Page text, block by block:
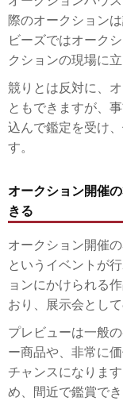
際のオークション
ビーズではオーク
クションの現場に
競りとは反対に、
ともできますが、
込んで鑑定を受け
す。
オークション開催
きる
オークション開催
というイベントが
ョンにかけられる
おり、展示会とし
プレビューは一般
ー商品や、非常に
チャンスになりま
め、間近で鑑賞で